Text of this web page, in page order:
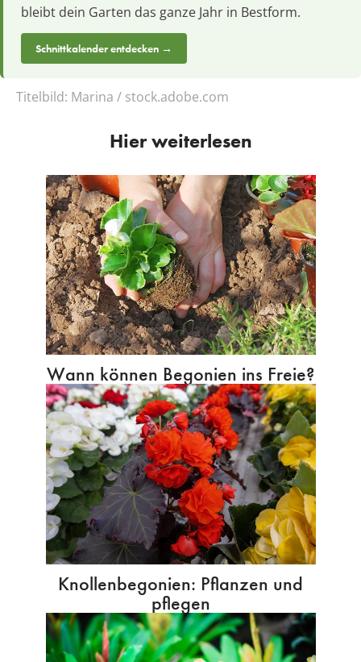
bleibt dein Garten das ganze Jahr in Bestform.
Schnittkalender entdecken →
Titelbild: Marina / stock.adobe.com
Hier weiterlesen
Wann können Begonien ins Freie?
Knollenbegonien: Pflanzen und
pflegen